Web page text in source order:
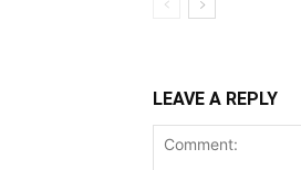
LEAVE A REPLY